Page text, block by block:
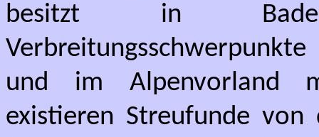
besitzt in Baden-
und im Alpenvorland
existieren Streufunde von